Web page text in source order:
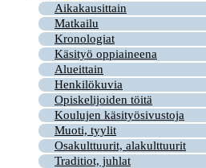
Aikakausittain
Matkailu
Kronologiat
Käsityö oppiaineena
Alueittain
Henkilökuvia
Opiskelijoiden töitä
Koulujen käsityösivustoja
Muoti, tyylit
Osakulttuurit, alakulttuurit
Traditiot, juhlat